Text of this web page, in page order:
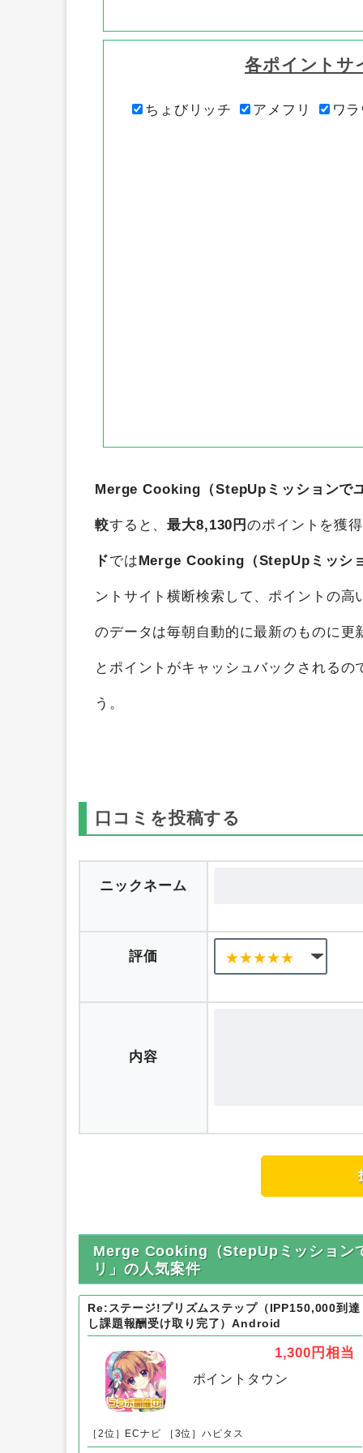
各ポイントサ
ちょびリッチ アメフリ ワ
Merge Cooking（StepUpミッションで
較すると、最大8,130円のポイントを獲
ドではMerge Cooking（StepUpミッシ
ントサイト横断検索して、ポイントの
のデータは毎朝自動的に最新のものに
とポイントがキャッシュバックされる
う。
口コミを投稿する
ニックネーム
評価
内容
Merge Cooking（StepUpミッション
リ」の人気案件
Re:ステージ!プリズムステップ（IPP150,000到達
し課題報酬受け取り完了）Android
1,300円 相当
ポイントタウン
［2位］ECナビ ［3位］ハピタス